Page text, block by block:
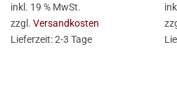
inkl. 19 % MwSt.
zzgl. Versandkosten
Lieferzeit:2-3 Tage